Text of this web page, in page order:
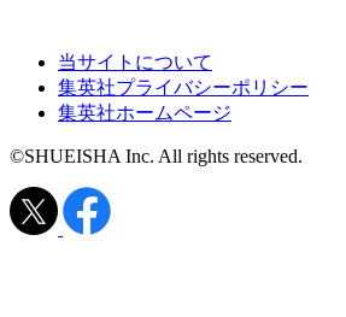
当サイトについて
集英社プライバシーポリシー
集英社ホームページ
©SHUEISHA Inc. All rights reserved.